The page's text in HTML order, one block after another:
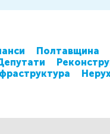
Полтавщина